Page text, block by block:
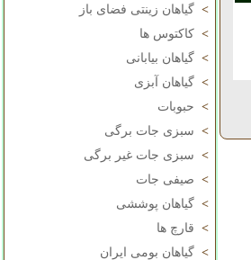
> گیاهان زینتی فضای باز
> کاکتوس ها
> گیاهان بیابانی
> گیاهان آبزی
> حبوبات
> سبزی جات برگی
> سبزی جات غیر برگی
> صیفی جات
> گیاهان پوششی
> قارچ ها
> گیاهان بومی ایران